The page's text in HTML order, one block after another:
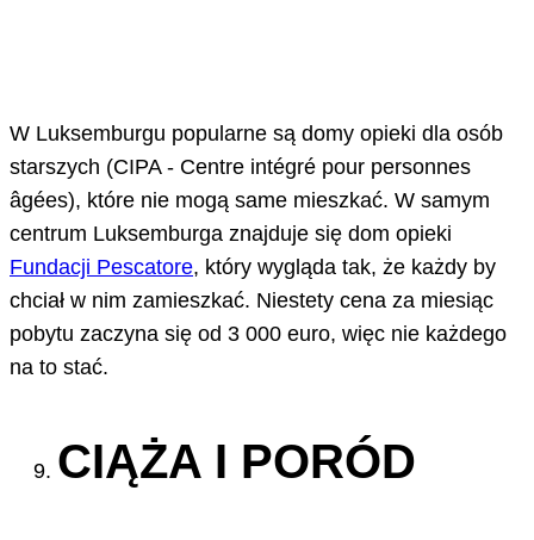
W Luksemburgu popularne są domy opieki dla osób
starszych (CIPA - Centre intégré pour personnes
âgées), które nie mogą same mieszkać. W samym
centrum Luksemburga znajduje się dom opieki
Fundacji Pescatore, który wygląda tak, że każdy by
chciał w nim zamieszkać. Niestety cena za miesiąc
pobytu zaczyna się od 3 000 euro, więc nie każdego
na to stać.
CIĄŻA I PORÓD